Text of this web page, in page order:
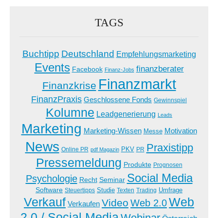
TAGS
Buchtipp Deutschland Empfehlungsmarketing
Events Facebook Finanz-Jobs finanzberater
Finanzkrise Finanzmarkt
FinanzPraxis Geschlossene Fonds Gewinnspiel
Kolumne Leadgenerierung Leads
Marketing Marketing-Wissen Messe Motivation
News Online PR pdf Magazin PKV PR Praxistipp
Pressemeldung Produkte Prognosen
Psychologie Recht Seminar Social Media
Software Steuertipps Studie Texten Trading Umfrage
Verkauf Verkaufen Video Web 2.0Web